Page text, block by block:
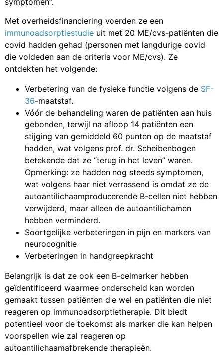
Met overheidsfinanciering voerden ze een
immunoadsorptiestudie uit met 20 ME/cvs-patiënten die
covid hadden gehad (personen met langdurige covid
die voldeden aan de criteria voor ME/cvs). Ze
ontdekten het volgende:
Verbetering van de fysieke functie volgens de SF-
36-maatstaf.
Vóór de behandeling waren de patiënten aan huis
gebonden, terwijl na afloop 14 patiënten een
stijging van gemiddeld 60 punten op de maatstaf
hadden, wat volgens prof. dr. Scheibenbogen
betekende dat ze “terug in het leven” waren.
Opmerking: ze hadden nog steeds symptomen,
wat volgens haar niet verrassend is omdat ze de
autoantilichaamproducerende B-cellen niet hebben
verwijderd, maar alleen de autoantilichamen
hebben verminderd.
Soortgelijke verbeteringen in pijn en markers van
neurocognitie
Verbeteringen in handgreepkracht
Belangrijk is dat ze ook een B-celmarker hebben
geïdentificeerd waarmee onderscheid kan worden
gemaakt tussen patiënten die wel en patiënten die niet
reageren op immunoadsorptietherapie. Dit biedt
potentieel voor de toekomst als marker die kan helpen
voorspellen wie zal reageren op
autoantilichaamafbrekende therapieën.